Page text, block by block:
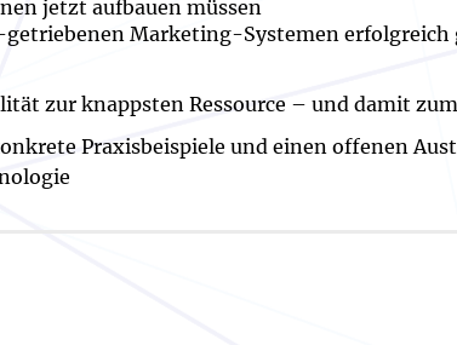
jetzt aufbauen müssen
Marketing-Systemen erfolgreich
zur knappsten Ressource – und damit
Praxisbeispiele und einen offenen